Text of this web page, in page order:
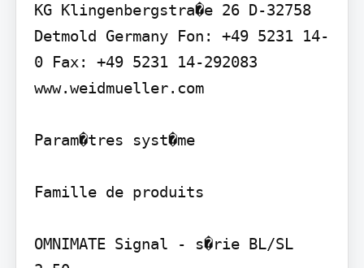
KG Klingenbergstra�e 26 D-32758
Detmold Germany Fon: +49 5231 14-
0 Fax: +49 5231 14-292083
www.weidmueller.com
Param�tres syst�me
Famille de produits
OMNIMATE Signal - s�rie BL/SL